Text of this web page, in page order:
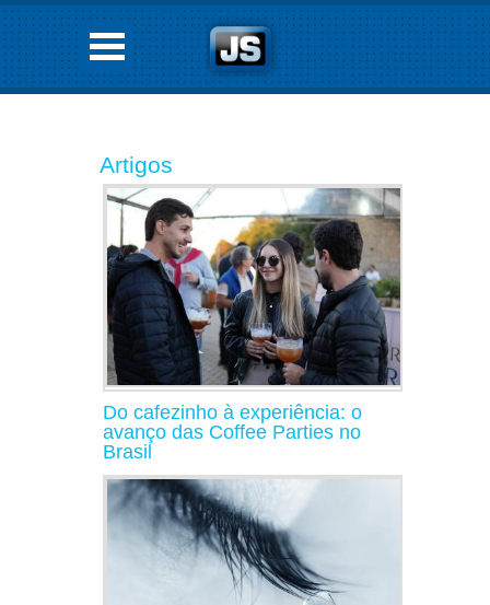
Artigos
Do cafezinho à experiência: o
avanço das Coffee Parties no
Brasil